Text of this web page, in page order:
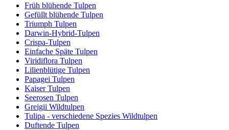
Früh blühende Tulpen
Gefüllt blühende Tulpen
Triumph Tulpen
Darwin-Hybrid-Tulpen
Crispa-Tulpen
Einfache Späte Tulpen
Viridiflora Tulpen
Lilienblütige Tulpen
Papagei Tulpen
Kaiser Tulpen
Seerosen Tulpen
Greigii Wildtulpen
Tulipa - verschiedene Spezies Wildtulpen
Duftende Tulpen